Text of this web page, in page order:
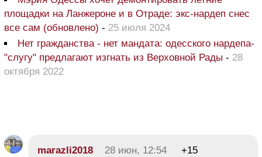
площадки на Ланжероне и в Отраде: экс-нардеп снес
все сам (обновлено) - 25 июля 2024
Нет гражданства - нет мандата: одесского нардепа-
"слугу" предлагают изгнать из Верховной Рады - 28
октября 2022
marazli2018 28 июн, 12:54
+15